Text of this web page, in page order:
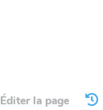
Éditer la page